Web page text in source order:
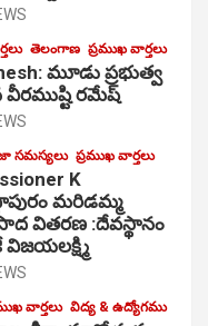
తెలంగాణ ప్రముఖ వార్తలు
మూడు ప్రభుత్వ
రమేష్
సమస్యలు ప్రముఖ వార్తలు
K
మరిడమ్మ
వితరణ :దేవస్థానం
విజయలక్ష్మి
వార్తలు విద్య & ఉద్యోగము